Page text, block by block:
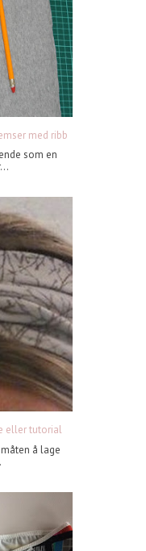
med ribb
som en
eller tutorial
å lage